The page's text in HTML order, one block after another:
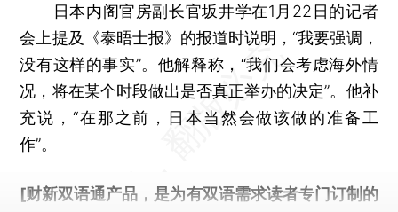
日本内阁官房副长官坂井学在1月22日的记者
会上提及《泰晤士报》的报道时说明，“我要强调，
没有这样的事实”。他解释称，“我们会考虑海外情
况，将在某个时段做出是否真正举办的决定”。他补
充说，“在那之前，日本当然会做该做的准备工
作”。
[财新双语通产品，是为有双语需求读者专门订制的